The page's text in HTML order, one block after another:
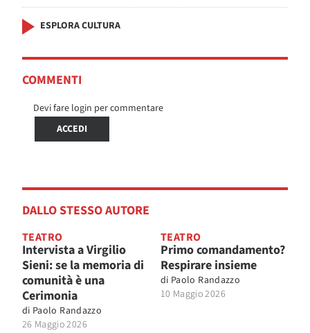
ESPLORA CULTURA
COMMENTI
Devi fare login per commentare
ACCEDI
DALLO STESSO AUTORE
TEATRO
Intervista a Virgilio
Sieni: se la memoria di
comunità è una
Cerimonia
di Paolo Randazzo
26 Maggio 2026
TEATRO
Primo comandamento?
Respirare insieme
di Paolo Randazzo
10 Maggio 2026